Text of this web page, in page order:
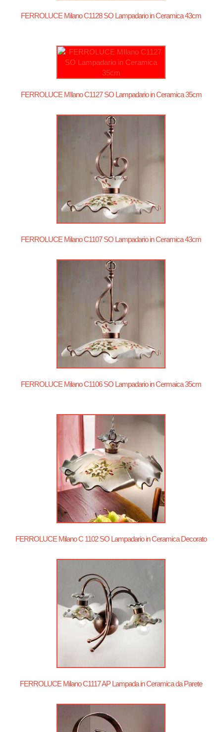
FERROLUCE Milano C1128 SO Lampadario in Ceramica 43cm
FERROLUCE MIlano C1127 SO Lampadario in Ceramica 35cm
FERROLUCE Milano C1107 SO Lampadario in Ceramica 43cm
FERROLUCE Milano C1106 SO Lampadario in Cermaica 35cm
FERROLUCE Milano C 1102 SO Lampadario in Ceramica Decorato
FERROLUCE Milano C1117 AP Lampada in Ceramica da Parete